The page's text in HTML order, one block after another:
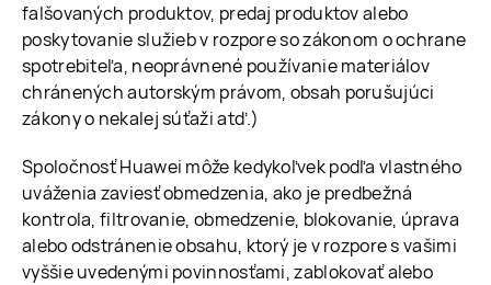
falšovaných produktov, predaj produktov alebo
poskytovanie služieb v rozpore so zákonom o ochrane
spotrebiteľa, neoprávnené používanie materiálov
chránených autorským právom, obsah porušujúci
zákony o nekalej súťaži atď.)
Spoločnosť Huawei môže kedykoľvek podľa vlastného
uváženia zaviesť obmedzenia, ako je predbežná
kontrola, filtrovanie, obmedzenie, blokovanie, úprava
alebo odstránenie obsahu, ktorý je v rozpore s vašimi
vyššie uvedenými povinnosťami, zablokovať alebo